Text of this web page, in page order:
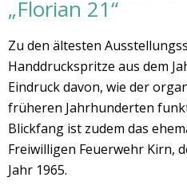
„Florian 21“
Zu den ältesten
Handdruckspritze aus dem
Eindruck davon, wie der
früheren Jahrhunderten
Blickfang ist zudem das
Freiwilligen Feuerwehr Kirn,
Jahr 1965.